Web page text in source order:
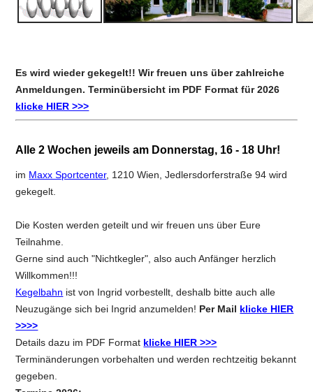
Es wird wieder gekegelt!! Wir freuen uns über zahlreiche
Anmeldungen.Terminübersicht im PDF Format für 2026
klicke HIER >>>
Alle 2 Wochen jeweils am Donnerstag, 16 - 18 Uhr!
im Maxx Sportcenter, 1210 Wien, Jedlersdorferstraße 94 wird
gekegelt.
Die Kosten werden geteilt und wir freuen uns über Eure
Teilnahme.
Gerne sind auch "Nichtkegler", also auch Anfänger herzlich
Willkommen!!!
Kegelbahn ist von Ingrid vorbestellt, deshalb bitte auch alle
Neuzugänge sich bei Ingrid anzumelden! Per Mail klicke HIER
>>>>
Details dazu im PDF Format klicke HIER >>>
Terminänderungen vorbehalten und werden rechtzeitig bekannt
gegeben.